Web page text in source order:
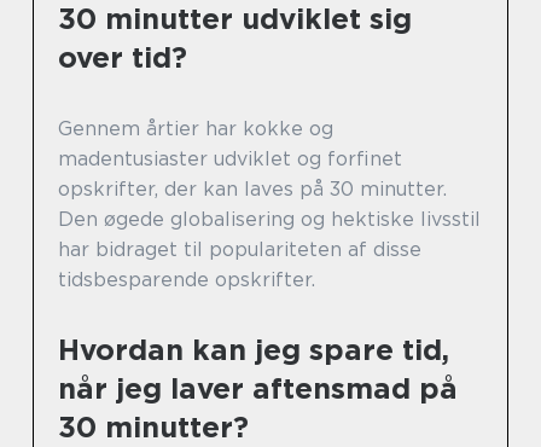
30 minutter udviklet sig
over tid?
Gennem årtier har kokke og
madentusiaster udviklet og forfinet
opskrifter, der kan laves på 30 minutter.
Den øgede globalisering og hektiske livsstil
har bidraget til populariteten af disse
tidsbesparende opskrifter.
Hvordan kan jeg spare tid,
når jeg laver aftensmad på
30 minutter?